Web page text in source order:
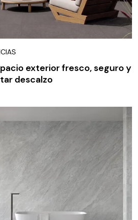
exterior fresco, seguro y
descalzo